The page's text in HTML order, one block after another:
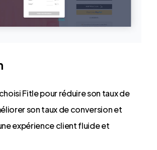
Fitle pour réduire son taux de
son taux de conversion et
expérience client fluide et